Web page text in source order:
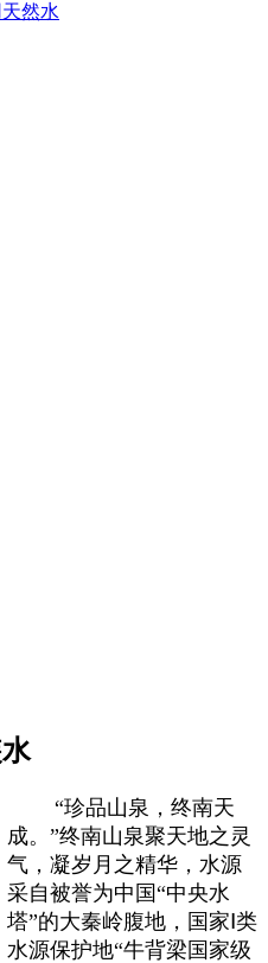
然水
“珍品山泉，终南天
成。”终南山泉聚天地之灵
气，凝岁月之精华，水源
采自被誉为中国“中央水
塔”的大秦岭腹地，国家Ⅰ类
水源保护地“牛背梁国家级